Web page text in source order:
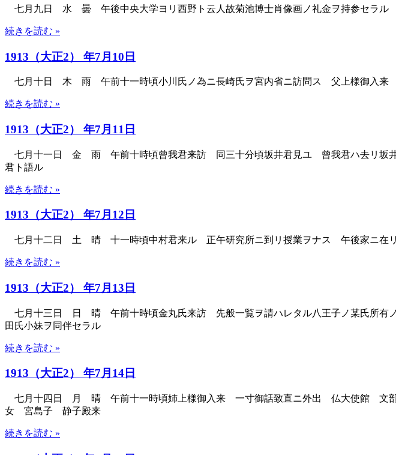
七月九日 水 曇 午後中央大学ヨリ西野ト云人故菊池博士肖像画ノ礼金ヲ持参セラル
続きを読む »
1913（大正2） 年7月10日
七月十日 木 雨 午前十一時頃小川氏ノ為ニ長崎氏ヲ宮内省ニ訪問ス 父上様御入来
続きを読む »
1913（大正2） 年7月11日
七月十一日 金 雨 午前十時頃曾我君来訪 同三十分頃坂井君見ユ 曾我君ハ去リ坂井
君ト語ル
続きを読む »
1913（大正2） 年7月12日
七月十二日 土 晴 十一時頃中村君来ル 正午研究所ニ到リ授業ヲナス 午後家ニ在リ
続きを読む »
1913（大正2） 年7月13日
七月十三日 日 晴 午前十時頃金丸氏来訪 先般一覧ヲ請ハレタル八王子ノ某氏所有
田氏小妹ヲ同伴セラル
続きを読む »
1913（大正2） 年7月14日
七月十四日 月 晴 午前十一時頃姉上様御入来 一寸御話致直ニ外出 仏大使館 文
女 宮島子 静子殿来
続きを読む »